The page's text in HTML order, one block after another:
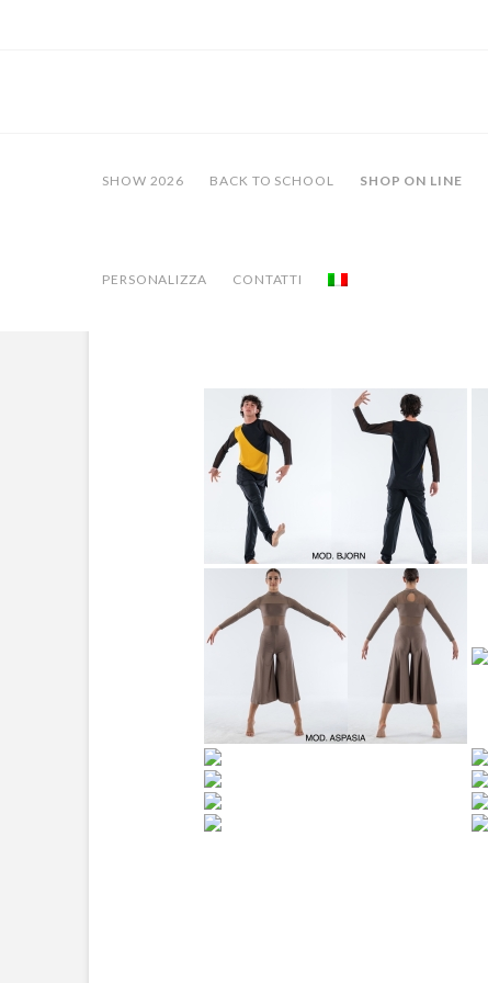
SHOW 2026 BACK TO SCHOOL SHOP ON LINE
PERSONALIZZA CONTATTI